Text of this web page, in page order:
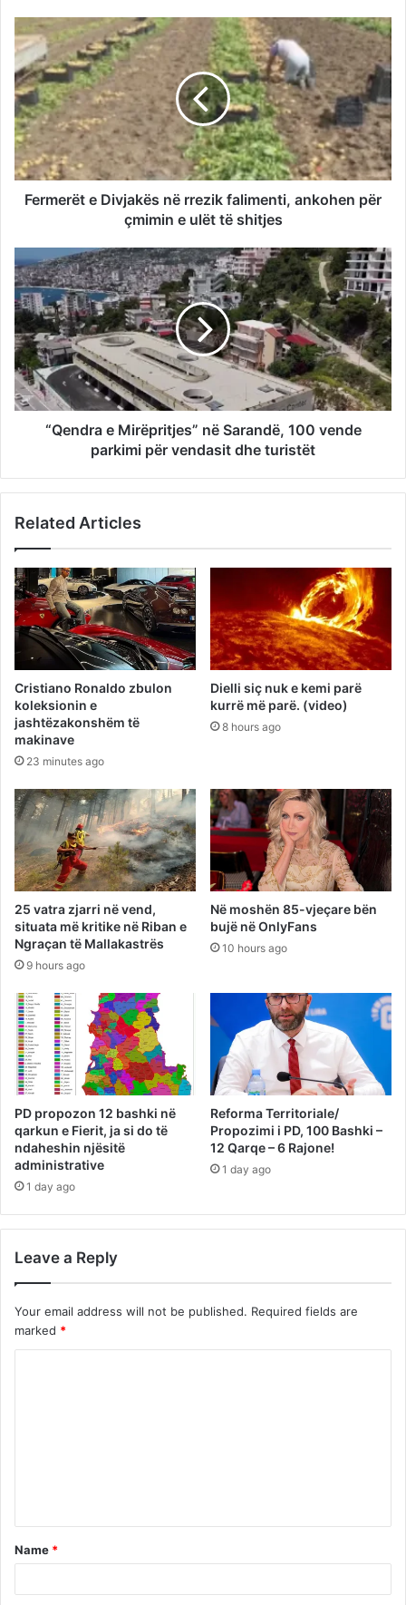
Fermerët e Divjakës në rrezik falimenti, ankohen për
çmimin e ulët të shitjes
“Qendra e Mirëpritjes” në Sarandë, 100 vende
parkimi për vendasit dhe turistët
Related Articles
Cristiano Ronaldo zbulon
koleksionin e
jashtëzakonshëm të
makinave
23 minutes ago
Dielli siç nuk e kemi parë
kurrë më parë. (video)
8 hours ago
25 vatra zjarri në vend,
situata më kritike në Riban e
Ngraçan të Mallakastrës
9 hours ago
Në moshën 85-vjeçare bën
bujë në OnlyFans
10 hours ago
PD propozon 12 bashki në
qarkun e Fierit, ja si do të
ndaheshin njësitë
administrative
1 day ago
Reforma Territoriale/
Propozimi i PD, 100 Bashki –
12 Qarqe – 6 Rajone!
1 day ago
Leave a Reply
Your email address will not be published. Required fields are
marked *
t
*
Name *